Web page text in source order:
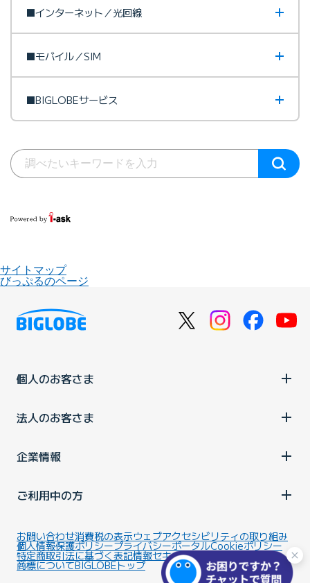
■インターネット／光回線
■モバイル／SIM
■BIGLOBEサービス
サイトマップ
びっぷるのページ
個人のお客さま
法人のお客さま
企業情報
ご利用中の方
お問い合わせ消費税の表示ウェブアクセシビリティの取り組み
個人情報保護ポリシープライバシーポータルCookieポリシー
特定商取引法に基づく表記情報セキュリティ基本方針
商標についてBIGLOBEトップ